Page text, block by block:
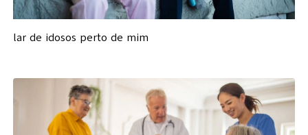
lar de idosos perto de mim